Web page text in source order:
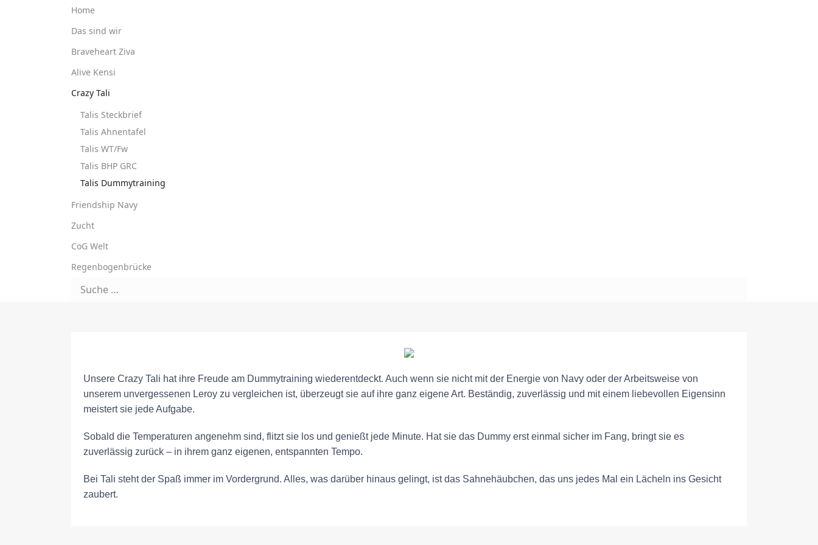
Home
Das sind wir
Braveheart Ziva
Alive Kensi
Crazy Tali
Talis Steckbrief
Talis Ahnentafel
Talis WT/Fw
Talis BHP GRC
Talis Dummytraining
Friendship Navy
Zucht
CoG Welt
Regenbogenbrücke
Unsere Crazy Tali hat ihre Freude am Dummytraining wiederentdeckt. Auch wenn sie nicht mit der Energie von Navy oder der Arbeitsweise von
unserem unvergessenen Leroy zu vergleichen ist, überzeugt sie auf ihre ganz eigene Art. Beständig, zuverlässig und mit einem liebevollen Eigensinn
meistert sie jede Aufgabe.
Sobald die Temperaturen angenehm sind, flitzt sie los und genießt jede Minute. Hat sie das Dummy erst einmal sicher im Fang, bringt sie es
zuverlässig zurück – in ihrem ganz eigenen, entspannten Tempo.
Bei Tali steht der Spaß immer im Vordergrund. Alles, was darüber hinaus gelingt, ist das Sahnehäubchen, das uns jedes Mal ein Lächeln ins Gesicht
zaubert.